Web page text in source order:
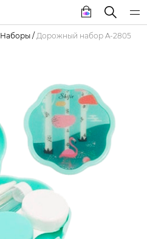
Наборы / Дорожный набор A-2805